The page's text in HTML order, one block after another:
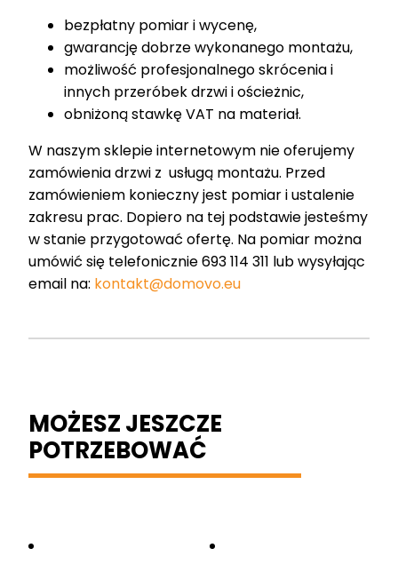
bezpłatny pomiar i wycenę,
gwarancję dobrze wykonanego montażu,
możliwość profesjonalnego skrócenia i
innych przeróbek drzwi i ościeżnic,
obniżoną stawkę VAT na materiał.
W naszym sklepie internetowym nie oferujemy
zamówienia drzwi z usługą montażu. Przed
zamówieniem konieczny jest pomiar i ustalenie
zakresu prac. Dopiero na tej podstawie jesteśmy
w stanie przygotować ofertę. Na pomiar można
umówić się telefonicznie 693 114 311 lub wysyłając
email na: kontakt@domovo.eu
MOŻESZ JESZCZE
POTRZEBOWAĆ